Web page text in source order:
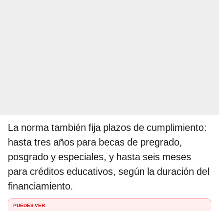
La norma también fija plazos de cumplimiento:
hasta tres años para becas de pregrado,
posgrado y especiales, y hasta seis meses
para créditos educativos, según la duración del
financiamiento.
PUEDES VER: